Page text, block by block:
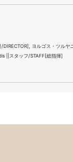
ヨルゴス・ツル
||スタッフ/STAFF[総指揮]